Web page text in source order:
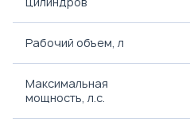
Рабочий объем, л
Максимальная
мощность, л.с.